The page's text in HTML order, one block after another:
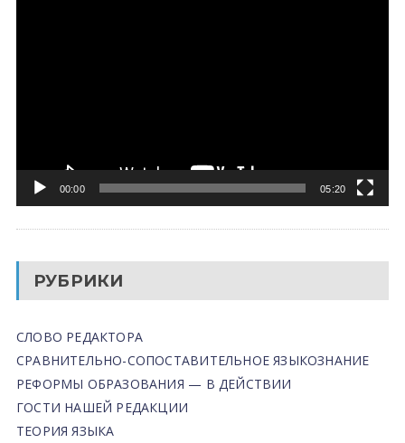
00:00 05:20
РУБРИКИ
СЛОВО РЕДАКТОРА
СРАВНИТЕЛЬНО-СОПОСТАВИТЕЛЬНОЕ ЯЗЫКОЗНАНИЕ
РЕФОРМЫ ОБРАЗОВАНИЯ — В ДЕЙСТВИИ
ГОСТИ НАШЕЙ РЕДАКЦИИ
ТЕОРИЯ ЯЗЫКА